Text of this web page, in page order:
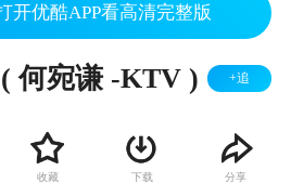
开优酷APP看高清完整版
何宛谦 -KTV ) +追
收藏 下载 分享